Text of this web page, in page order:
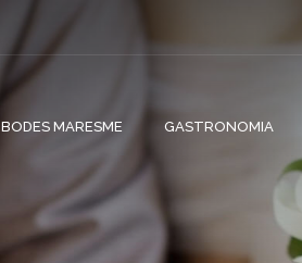
BODES MARESME GASTRONOMIA